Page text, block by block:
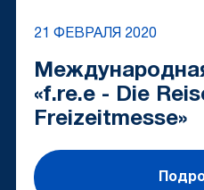
21 ФЕВРАЛЯ 2020
«f.re.e - Die
Freizeitmesse»